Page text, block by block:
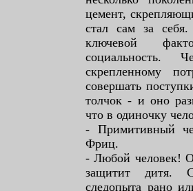
цемент,
стал сам за себя.
ключевой
социальность.
скрепленному
совершать
толчок - и оно
что в одиночку
- Примитивный
Фриц.
- Любой человек!
защитит дитя.
следопыта рано